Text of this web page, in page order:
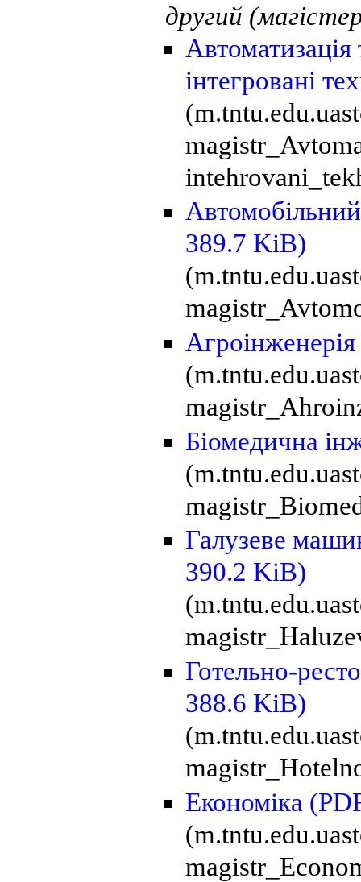
другий
інтегровані
389.7 KiB)
Агроінженерія
Біомедична
Галузеве
390.2 KiB)
Готельно-
388.6 KiB)
Економіка